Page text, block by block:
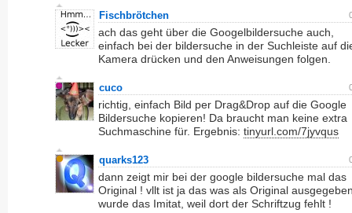
Fischbrötchen
ach das geht über die Googelbildersuche auch,
einfach bei der bildersuche in der Suchleiste auf
Kamera drücken und den Anweisungen folgen.
cuco
richtig, einfach Bild per Drag&Drop auf die Google
Bildersuche kopieren! Da braucht man keine extra
Suchmaschine für. Ergebnis: tinyurl.com/7jyvqus
quarks123
dann zeigt mir bei der google bildersuche mal das
Original ! vllt ist ja das was als Original
wurde das Imitat, weil dort der Schriftzug fehlt !